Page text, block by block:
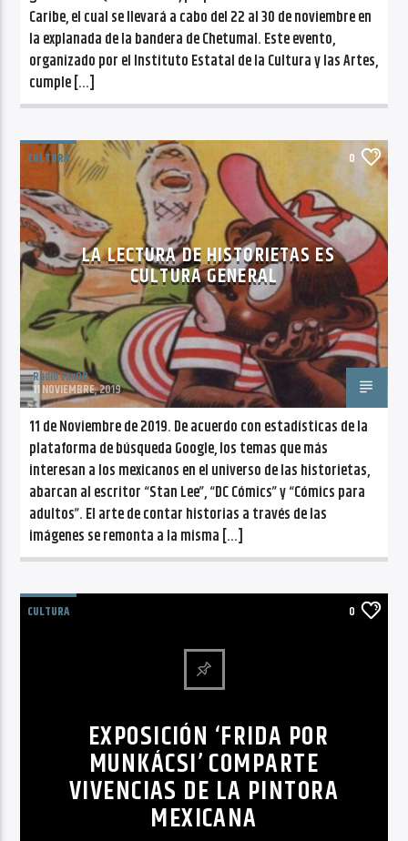
Caribe, el cual se llevará a cabo del 22 al 30 de noviembre en
la explanada de la bandera de Chetumal. Este evento,
organizado por el Instituto Estatal de la Cultura y las Artes,
cumple […]
CULTURA 0
LA LECTURA DE HISTORIETAS ES
CULTURA GENERAL
Radio VoxQR
11 NOVIEMBRE, 2019
11 de Noviembre de 2019. De acuerdo con estadísticas de la
plataforma de búsqueda Google, los temas que más
interesan a los mexicanos en el universo de las historietas,
abarcan al escritor “Stan Lee”, “DC Cómics” y “Cómics para
adultos”. El arte de contar historias a través de las
imágenes se remonta a la misma […]
CULTURA 0
EXPOSICIÓN ‘FRIDA POR
MUNKÁCSI’ COMPARTE
VIVENCIAS DE LA PINTORA
MEXICANA